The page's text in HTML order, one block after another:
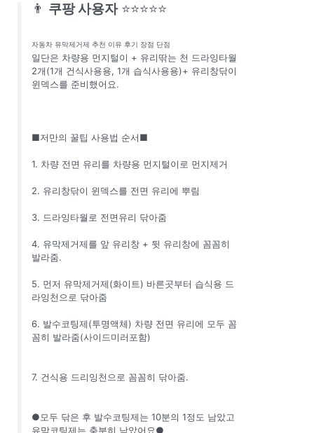
👨 쿠팡 사용자 ⭐⭐⭐⭐⭐
자동차 유막제거제 추천 이유 후기 장점 단점
일단은 차량용 먼지털이 + 유리딲는 천 드라잉타월
2개(1개 건식사용용, 1개 습식사용용)+ 유리창닦이
윈덱스를 준비했어요.
■저만의 꿀팁 사용법 순서■
1. 차량 전면 유리를 차량용 먼지털이로 먼지제거
2. 유리창닦이 윈덱스를 전면 유리에 뿌림
3. 드라잉타월로 전면유리 닦아줌
4. 유막제거제를 앞 유리창 + 뒷 유리창에 꼼꼼히
발라줌.
5. 먼저 유막제거제(화이트) 바른곳부터 습식용 드
라잉천으로 닦아줌
6. 발수코팅제(투명액체) 차량 전면 유리에 모두 꼼
꼼히 발라줌(사이드미러포함)
7. 건식용 드리잉천으로 꼼꼼히 닦아줌.
●모두 닦은 후 발수코팅제는 10분의 1정도 남았고
유막코팅제는 충분히 남았어요●